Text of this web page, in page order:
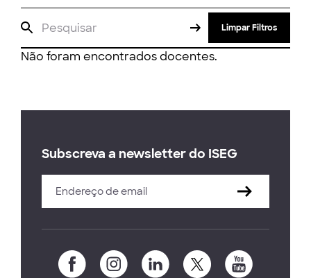
Limpar Filtros
Não foram encontrados docentes.
Subscreva a newsletter do ISEG